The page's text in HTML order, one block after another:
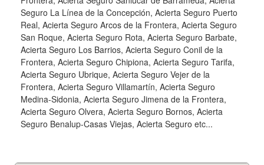
Seguro La Línea de la Concepción, Acierta Seguro Puerto
Real, Acierta Seguro Arcos de la Frontera, Acierta Seguro
San Roque, Acierta Seguro Rota, Acierta Seguro Barbate,
Acierta Seguro Los Barrios, Acierta Seguro Conil de la
Frontera, Acierta Seguro Chipiona, Acierta Seguro Tarifa,
Acierta Seguro Ubrique, Acierta Seguro Vejer de la
Frontera, Acierta Seguro Villamartín, Acierta Seguro
Medina-Sidonia, Acierta Seguro Jimena de la Frontera,
Acierta Seguro Olvera, Acierta Seguro Bornos, Acierta
Seguro Benalup-Casas Viejas, Acierta Seguro etc...